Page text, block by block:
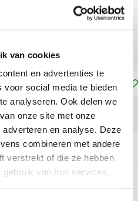
van cookies
en advertenties te
voor social media te bieden
analyseren. Ook delen we
onze site met onze
en analyse. Deze
combineren met andere
verstrekt of die ze hebben
van hun services.
aan winkelwagen